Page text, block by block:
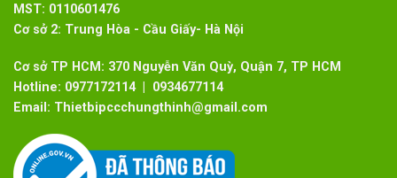
MST: 0110601476
Cơ sở 2: Trung Hòa - Cầu Giấy- Hà Nội
Cơ sở TP HCM: 370 Nguyễn Văn Quỳ, Quận 7, TP HCM
Hotline: 0977172114 | 0934677114
Email: Thietbipccchungthinh@gmail.com